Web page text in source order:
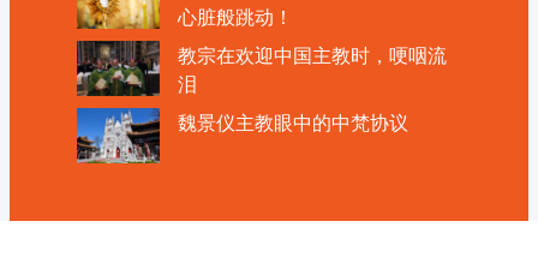
心脏般跳动！
教宗在欢迎中国主教时，哽咽流
泪
魏景仪主教眼中的中梵协议